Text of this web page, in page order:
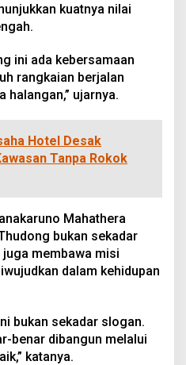
kuatnya nilai
ini ada kebersamaan
rangkaian berjalan
halangan,” ujarnya.
Hotel Desak
Tanpa Rokok
Mahathera
bukan sekadar
membawa misi
dalam kehidupan
bukan sekadar slogan.
benar dibangun melalui
katanya.